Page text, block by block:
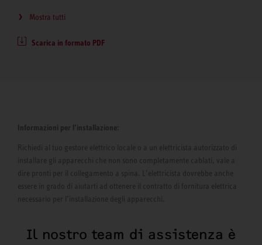
Mostra tutti
Scarica in formato PDF
Informazioni per l’installazione:
Richiedi al tuo gestore elettrico locale o a un elettricista autorizzato di
installare gli apparecchi che non sono completamente cablati, vale a
dire pronti per il collegamento a spina. L’elettricista dovrebbe anche
essere in grado di aiutarti ad ottenere il contratto di fornitura elettrica
necessario per l’installazione degli apparecchi.
Il nostro team di assistenza è